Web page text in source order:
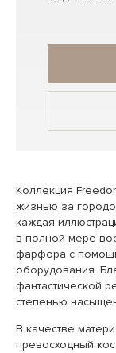
Коллекция
жизнью за
каждая
в полной мере
фарфора с
оборудования.
фантастической
степенью
В качестве
превосходный